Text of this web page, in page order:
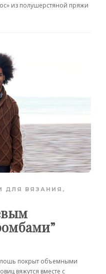
из полушерстяной пряжи
ДЛЯ ВЯЗАНИЯ ,
покрыт объемными
вяжутся вместе с